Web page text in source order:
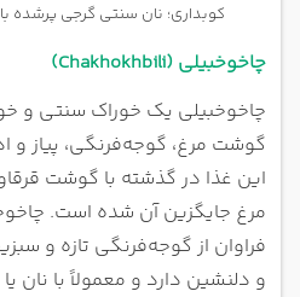
کوبداری؛ نان سنتی گرجی پرشده
چاخوخبیلی (Chakhokhbili)
چاخوخبیلی یک خوراک سنتی و
گوشت مرغ، گوجه‌فرنگی، پیاز
این غذا در گذشته با گوشت
مرغ جایگزین آن شده است.
فراوان از گوجه‌فرنگی تازه و
و دلنشین دارد و معمولاً با نان